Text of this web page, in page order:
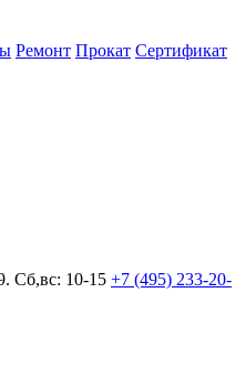
Ремонт Прокат Сертификат
Сб,вс: 10-15 +7 (495) 233-20-